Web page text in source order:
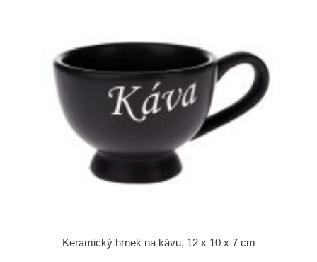
Keramický hrnek na kávu, 12 x 10 x 7 cm